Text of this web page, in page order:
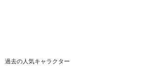
過去の人気キャラクター